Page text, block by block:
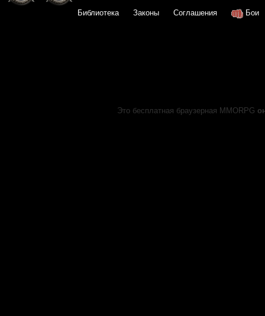
Библиотека Законы Соглашения Бои
Это бесплатная браузерная MMORPG